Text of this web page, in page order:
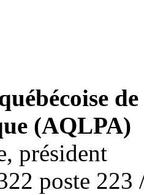
(AQLPA)
président
poste 223